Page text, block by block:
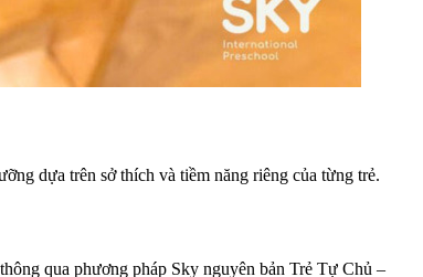
dựa trên sở thích và tiềm năng riêng của từng trẻ.
qua phương pháp Sky nguyên bản Trẻ Tự Chủ –